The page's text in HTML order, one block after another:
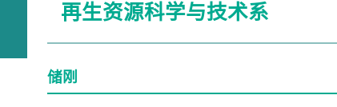
再生资源科学与技术系
储刚